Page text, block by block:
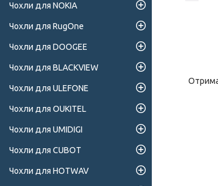
Чохли для NOKIA
Чохли для RugOne
Чохли для DOOGEE
Чохли для BLACKVIEW
Чохли для ULEFONE
Чохли для OUKITEL
Чохли для UMIDIGI
Чохли для CUBOT
Чохли для HOTWAV